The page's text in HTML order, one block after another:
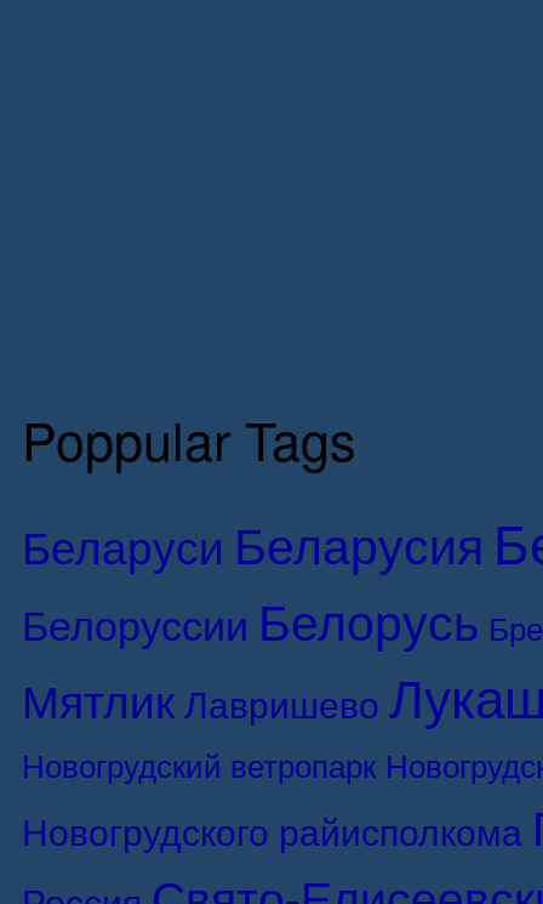
Poppular Tags
Беларуси Беларусия
Белоруссии Белорусь
МятликЛавришево
Новогрудский ветропарк
Новогрудского райисполкома